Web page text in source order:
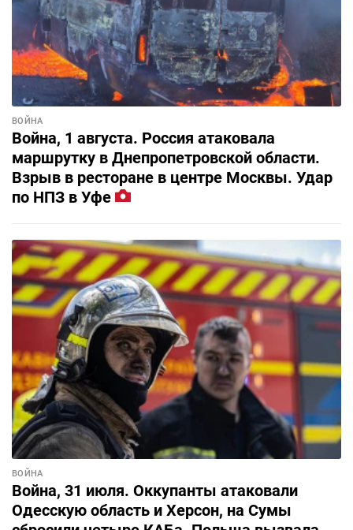
ВОЙНА
Война, 1 августа. Россия атаковала
маршрутку в Днепропетровской области.
Взрыв в ресторане в центре Москвы. Удар
по НПЗ в Уфе
ВОЙНА
Война, 31 июля. Оккупанты атаковали
Одесскую область и Херсон, на Сумы